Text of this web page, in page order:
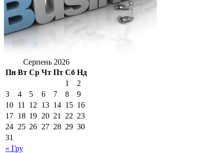
Серпень 2026
Пн Вт Ср Чт Пт Сб Нд
« Гру
1
2
3
4 5 6 7 8
9
10 11 12 13 14 15 16
17 18 19 20 21 22 23
24 25 26 27 28 29 30
31